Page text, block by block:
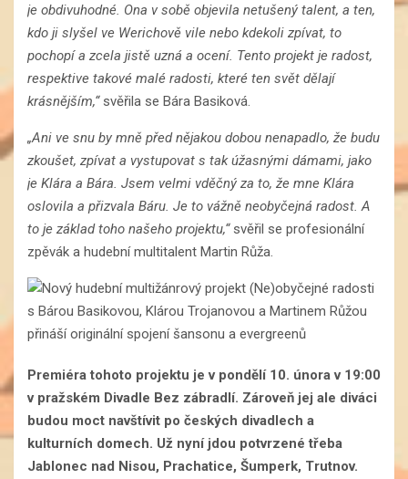
je obdivuhodné. Ona v sobě objevila netušený talent, a ten,
kdo ji slyšel ve Werichově vile nebo kdekoli zpívat, to
pochopí a zcela jistě uzná a ocení. Tento projekt je radost,
respektive takové malé radosti, které ten svět dělají
krásnějším,“svěřila se Bára Basiková.
„Ani ve snu by mně před nějakou dobou nenapadlo, že budu
zkoušet, zpívat a vystupovat s tak úžasnými dámami, jako
je Klára a Bára. Jsem velmi vděčný za to, že mne Klára
oslovila a přizvala Báru. Je to vážně neobyčejná radost. A
to je základ toho našeho projektu,“ svěřil se profesionální
zpěvák a hudební multitalent Martin Růža.
Premiéra tohoto projektu je v pondělí 10. února v 19:00
v pražském Divadle Bez zábradlí. Zároveň jej ale diváci
budou moct navštívit po českých divadlech a
kulturních domech. Už nyní jdou potvrzené třeba
Jablonec nad Nisou, Prachatice, Šumperk, Trutnov.